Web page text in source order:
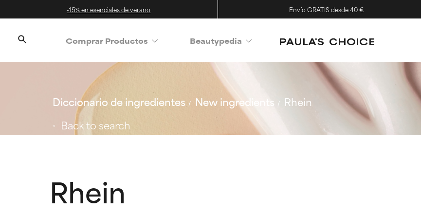
-15% en esenciales de verano Envío GRATIS desde 40 €
Comprar Productos Beautypedia
Diccionario de ingredientes New ingredients
Rhein
Back to search
Rhein